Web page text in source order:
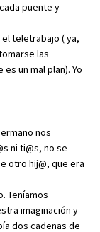
puente y
teletrabajo ( ya,
las
un mal plan). Yo
nos
ni ti@s, no se
otro hij@, que era
Teníamos
imaginación y
dos cadenas de